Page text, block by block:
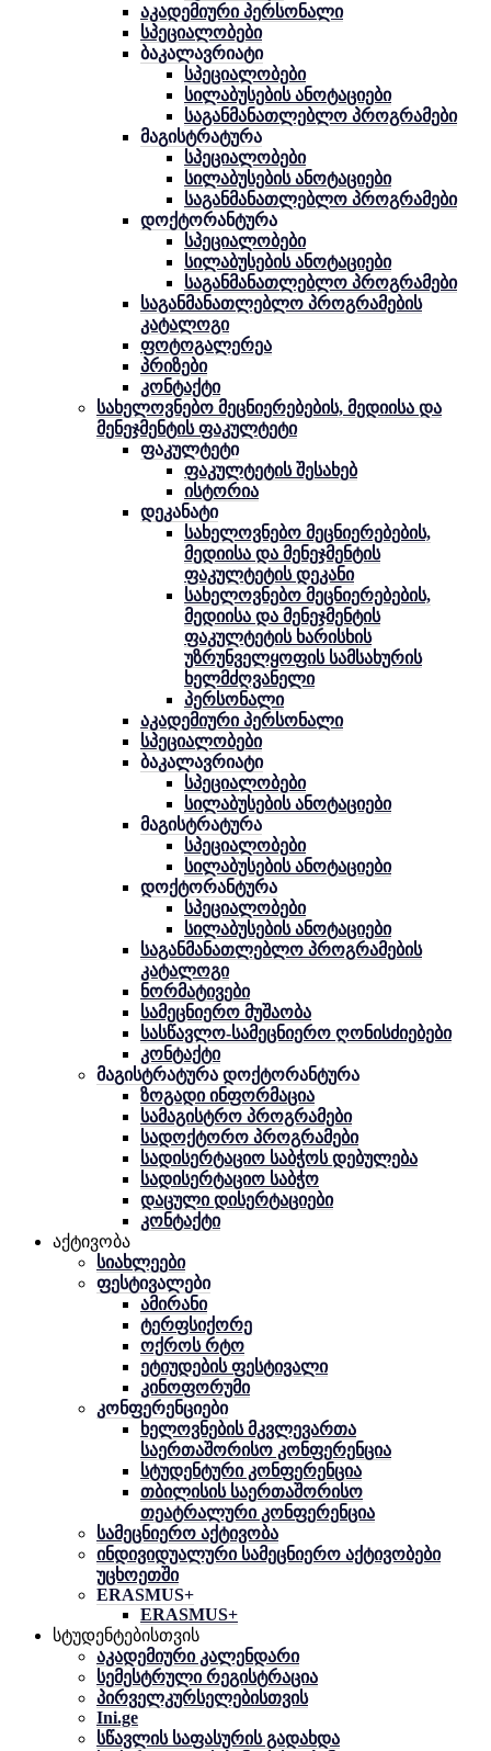
აკადემიური პერსონალი
სპეციალობები
ბაკალავრიატი
სპეციალობები
სილაბუსების ანოტაციები
საგანმანათლებლო პროგრამები
მაგისტრატურა
სპეციალობები
სილაბუსების ანოტაციები
საგანმანათლებლო პროგრამები
დოქტორანტურა
სპეციალობები
სილაბუსების ანოტაციები
საგანმანათლებლო პროგრამები
საგანმანათლებლო პროგრამების
კატალოგი
ფოტოგალერეა
პრიზები
კონტაქტი
სახელოვნებო მეცნიერებების, მედიისა და
მენეჯმენტის ფაკულტეტი
ფაკულტეტი
ფაკულტეტის შესახებ
ისტორია
დეკანატი
სახელოვნებო მეცნიერებების,
მედიისა და მენეჯმენტის
ფაკულტეტის დეკანი
სახელოვნებო მეცნიერებების,
მედიისა და მენეჯმენტის
ფაკულტეტის ხარისხის
უზრუნველყოფის სამსახურის
ხელმძღვანელი
პერსონალი
აკადემიური პერსონალი
სპეციალობები
ბაკალავრიატი
სპეციალობები
სილაბუსების ანოტაციები
მაგისტრატურა
სპეციალობები
სილაბუსების ანოტაციები
დოქტორანტურა
სპეციალობები
სილაბუსების ანოტაციები
საგანმანათლებლო პროგრამების
კატალოგი
ნორმატივები
სამეცნიერო მუშაობა
სასწავლო-სამეცნიერო ღონისძიებები
კონტაქტი
მაგისტრატურა დოქტორანტურა
ზოგადი ინფორმაცია
სამაგისტრო პროგრამები
სადოქტორო პროგრამები
სადისერტაციო საბჭოს დებულება
სადისერტაციო საბჭო
დაცული დისერტაციები
კონტაქტი
აქტივობა
სიახლეები
ფესტივალები
ამირანი
ტერფსიქორე
ოქროს რტო
ეტიუდების ფესტივალი
კინოფორუმი
კონფერენციები
ხელოვნების მკვლევართა
საერთაშორისო კონფერენცია
სტუდენტური კონფერენცია
თბილისის საერთაშორისო
თეატრალური კონფერენცია
სამეცნიერო აქტივობა
ინდივიდუალური სამეცნიერო აქტივობები
უცხოეთში
ERASMUS+
ERASMUS+
სტუდენტებისთვის
აკადემიური კალენდარი
სემესტრული რეგისტრაცია
პირველკურსელებისთვის
Ini.ge
სწავლის საფასურის გადახდა